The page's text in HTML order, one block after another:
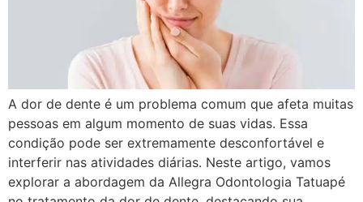
A dor de dente é um problema comum que afeta muitas
pessoas em algum momento de suas vidas. Essa
condição pode ser extremamente desconfortável e
interferir nas atividades diárias. Neste artigo, vamos
explorar a abordagem da Allegra Odontologia Tatuapé